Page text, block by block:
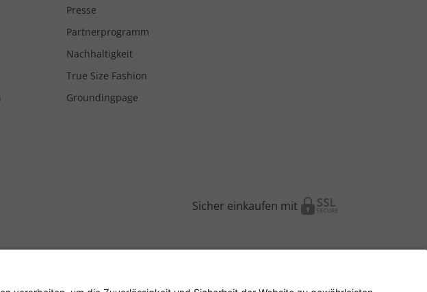
Presse
Partnerprogramm
Nachhaltigkeit
True Size Fashion
Groundingpage
Sicher einkaufen mit